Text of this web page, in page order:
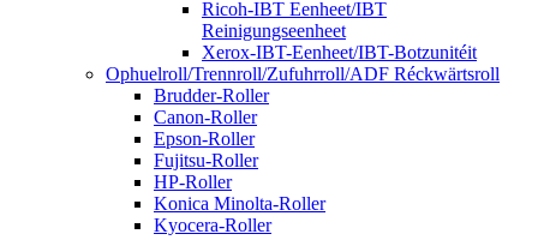
Ricoh-IBT Eenheet/IBT
Reinigungseenheet
Xerox-IBT-Eenheet/IBT-Botzunitéit
Ophuelroll/Trennroll/Zufuhrroll/ADF Réckwärtsroll
Brudder-Roller
Canon-Roller
Epson-Roller
Fujitsu-Roller
HP-Roller
Konica Minolta-Roller
Kyocera-Roller